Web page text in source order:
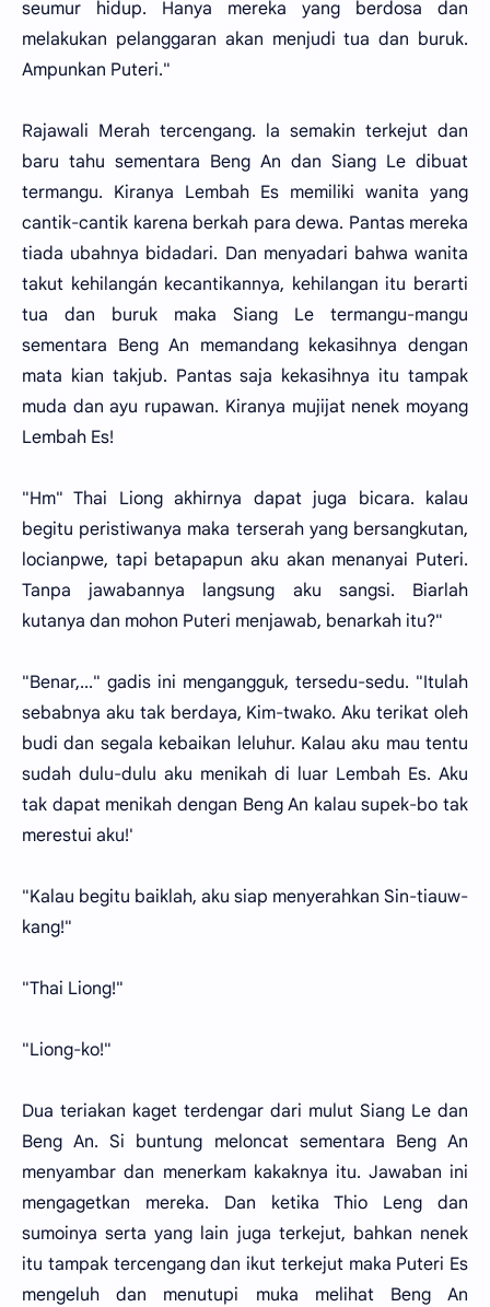
seumur hidup. Hanya mereka yang berdosa dan
melakukan pelanggaran akan menjudi tua dan buruk.
Ampunkan Puteri."
Rajawali Merah tercengang. la semakin terkejut dan
baru tahu sementara Beng An dan Siang Le dibuat
termangu. Kiranya Lembah Es memiliki wanita yang
cantik-cantik karena berkah para dewa. Pantas mereka
tiada ubahnya bidadari. Dan menyadari bahwa wanita
takut kehilangán kecantikannya, kehilangan itu berarti
tua dan buruk maka Siang Le termangu-mangu
sementara Beng An memandang kekasihnya dengan
mata kian takjub. Pantas saja kekasihnya itu tampak
muda dan ayu rupawan. Kiranya mujijat nenek moyang
Lembah Es!
"Hm" Thai Liong akhirnya dapat juga bicara. kalau
begitu peristiwanya maka terserah yang bersangkutan,
locianpwe, tapi betapapun aku akan menanyai Puteri.
Tanpa jawabannya langsung aku sangsi. Biarlah
kutanya dan mohon Puteri menjawab, benarkah itu?"
"Benar,..." gadis ini mengangguk, tersedu-sedu. "Itulah
sebabnya aku tak berdaya, Kim-twako. Aku terikat oleh
budi dan segala kebaikan leluhur. Kalau aku mau tentu
sudah dulu-dulu aku menikah di luar Lembah Es. Aku
tak dapat menikah dengan Beng An kalau supek-bo tak
merestui aku!'
"Kalau begitu baiklah, aku siap menyerahkan Sin-tiauw-
kang!"
"Thai Liong!"
"Liong-ko!"
Dua teriakan kaget terdengar dari mulut Siang Le dan
Beng An. Si buntung meloncat sementara Beng An
menyambar dan menerkam kakaknya itu. Jawaban ini
mengagetkan mereka. Dan ketika Thio Leng dan
sumoinya serta yang lain juga terkejut, bahkan nenek
itu tampak tercengang dan ikut terkejut maka Puteri Es
mengeluh dan menutupi muka melihat Beng An